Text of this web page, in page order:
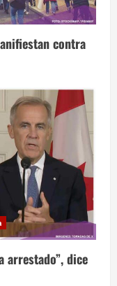
contra
arrestado”, dice